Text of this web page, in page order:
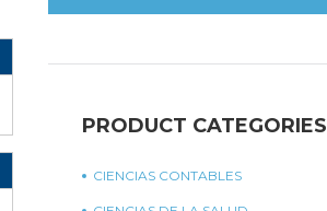
PRODUCT CATEGORIES
CIENCIAS CONTABLES